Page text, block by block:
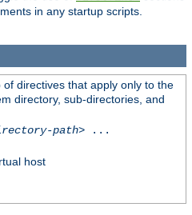
in any startup scripts.
of directives that apply only to the
directory, sub-directories, and
path> ...
host